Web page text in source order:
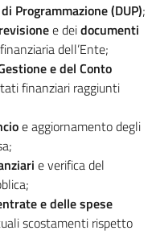
Programmazione (DUP);
e deidocumenti
dell’Ente;
e del Conto
finanziari raggiunti
e aggiornamento degli
e verifica del
e delle spese
scostamenti rispetto